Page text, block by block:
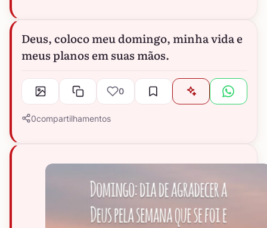
Deus, coloco meu domingo, minha vida e
meus planos em suas mãos.
0
0compartilhamentos